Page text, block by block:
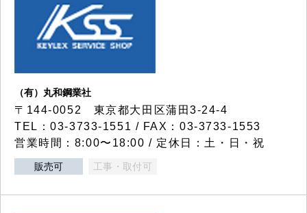
（有）丸和鋼業社
〒144-0052 東京都大田区蒲田3-24-4
TEL：03-3733-1551 / FAX：03-3733-1553
営業時間：8:00〜18:00 / 定休日：土・日・祝
販売可 工事・取付可